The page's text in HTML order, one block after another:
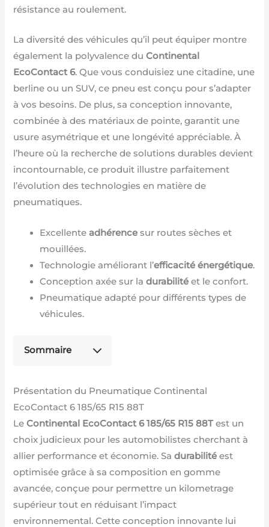
résistance au roulement.
La diversité des véhicules qu’il peut équiper montre
également la polyvalence duContinental
EcoContact 6. Que vous conduisiez une citadine, une
berline ou un SUV, ce pneu est conçu pour s’adapter
à vos besoins. De plus, sa conception innovante,
combinée à des matériaux de pointe, garantit une
usure asymétrique et une longévité appréciable. À
l’heure où la recherche de solutions durables devient
incontournable, ce produit illustre parfaitement
l’évolution des technologies en matière de
pneumatiques.
Excellenteadhérence sur routes sèches et
mouillées.
Technologie améliorant l’efficacité énergétique.
Conception axée sur ladurabilité et le confort.
Pneumatique adapté pour différents types de
véhicules.
Sommaire
Présentation du Pneumatique Continental
EcoContact 6 185/65 R15 88T
LeContinental EcoContact 6 185/65 R15 88Test un
choix judicieux pour les automobilistes cherchant à
allier performance et économie. Sadurabilité est
optimisée grâce à sa composition en gomme
avancée, conçue pour permettre un kilometrage
supérieur tout en réduisant l’impact
environnemental. Cette conception innovante lui